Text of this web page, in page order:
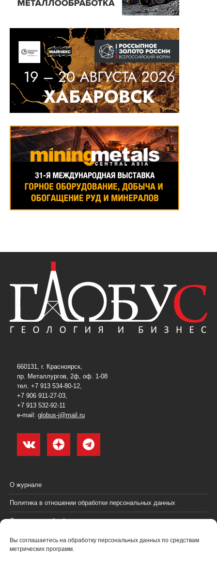
Вы соглашаетесь на обработку персональных данных по средствам
метрических программ.
660131, г. Красноярск,
пр. Металлургов, 2ф, оф. 1-08
тел. +7 913 534-80-12,
+7 906 911-27-03,
+7 913 532-92-11
e-mail: globus-j@mail.ru
О журнале
Политика в отношении обработки персональных данных
Согласие на обработку персональных данных
Пользовательское соглашение (оферта)